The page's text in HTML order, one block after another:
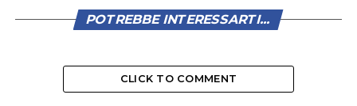
POTREBBE INTERESSARTI...
CLICK TO COMMENT